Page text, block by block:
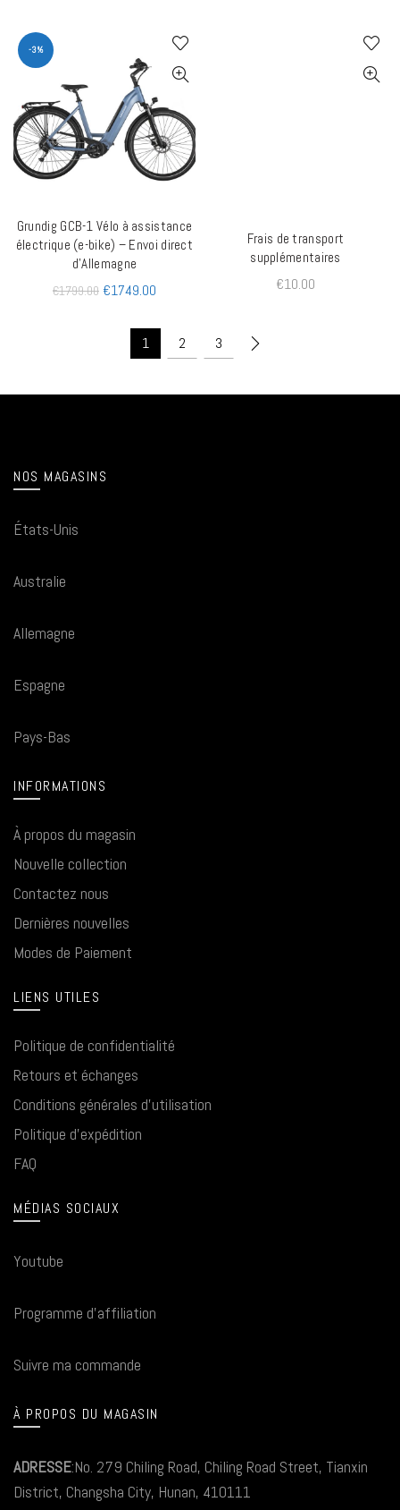
-3%
AJOUTER AU PANIER
Grundig GCB-1 Vélo à assistance
électrique (e-bike) – Envoi direct
d’Allemagne
€1799.00 €1749.00
AJOUTER AU PANIER
Frais de transport
supplémentaires
€10.00
1 2 3
NOS MAGASINS
États-Unis
Australie
Allemagne
Espagne
Pays-Bas
INFORMATIONS
À propos du magasin
Nouvelle collection
Contactez nous
Dernières nouvelles
Modes de Paiement
LIENS UTILES
Politique de confidentialité
Retours et échanges
Conditions générales d'utilisation
Politique d'expédition
FAQ
MÉDIAS SOCIAUX
Youtube
Programme d'affiliation
Suivre ma commande
À PROPOS DU MAGASIN
ADRESSE:No. 279 Chiling Road, Chiling Road Street, Tianxin
District, Changsha City, Hunan, 410111